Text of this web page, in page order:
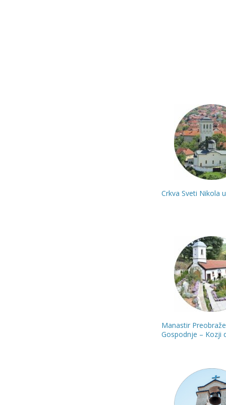
Crkva Sveti Nikola
Manastir
Gospodnje – Kozji